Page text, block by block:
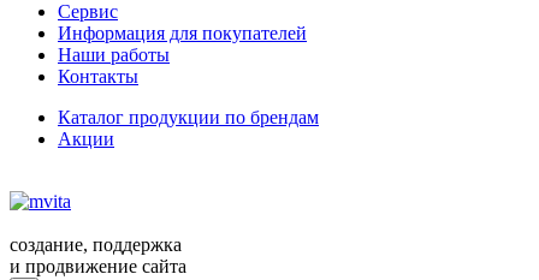
Сервис
Информация для покупателей
Наши работы
Контакты
Каталог продукции по брендам
Акции
создание, поддержка
и продвижение сайта